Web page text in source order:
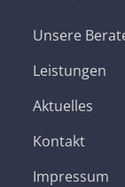
Unsere
Leistungen
Aktuelles
Kontakt
Impressum